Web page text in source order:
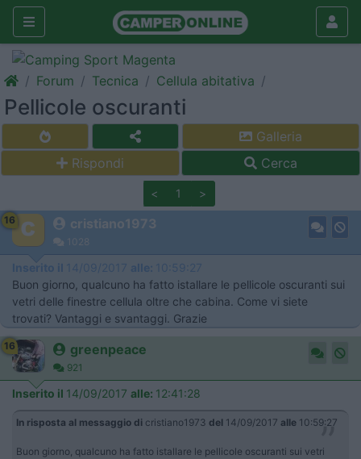
Forum Tecnica Cellula abitativa
Pellicole oscuranti
Galleria
Rispondi
Cerca
< 1 >
16 cristiano1973
1028
Inserito il 14/09/2017 alle: 10:59:27
Buon giorno, qualcuno ha fatto istallare le pellicole oscuranti sui
vetri delle finestre cellula oltre che cabina. Come vi siete
trovati? Vantaggi e svantaggi. Grazie
16 greenpeace
921
Inserito il 14/09/2017 alle: 12:41:28
In risposta al messaggio di cristiano1973 del 14/09/2017 alle 10:59:27
Buon giorno, qualcuno ha fatto istallare le pellicole oscuranti sui vetri